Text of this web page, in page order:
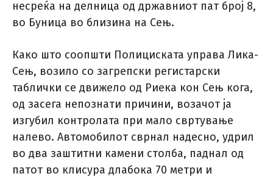
несреќа на делница од државниот пат број 8,
во Буница во близина на Сењ.
Како што соопшти Полициската управа Лика-
Сењ, возило со загрепски регистарски
таблички се движело од Риека кон Сењ кога,
од засега непознати причини, возачот ја
изгубил контролата при мало свртување
налево. Автомобилот сврнал надесно, удрил
во два заштитни камени столба, паднал од
патот во клисура длабока 70 метри и